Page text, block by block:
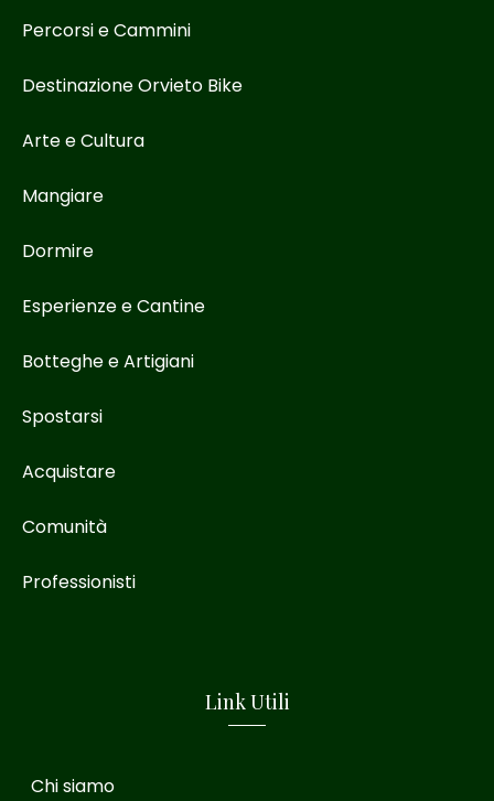
Percorsi e Cammini
Destinazione Orvieto Bike
Arte e Cultura
Mangiare
Dormire
Esperienze e Cantine
Botteghe e Artigiani
Spostarsi
Acquistare
Comunità
Professionisti
Link Utili
Chi siamo